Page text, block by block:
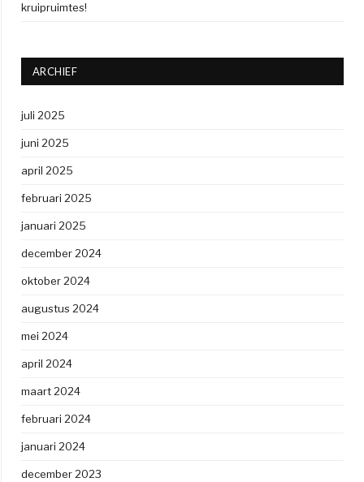
kruipruimtes!
ARCHIEF
juli 2025
juni 2025
april 2025
februari 2025
januari 2025
december 2024
oktober 2024
augustus 2024
mei 2024
april 2024
maart 2024
februari 2024
januari 2024
december 2023